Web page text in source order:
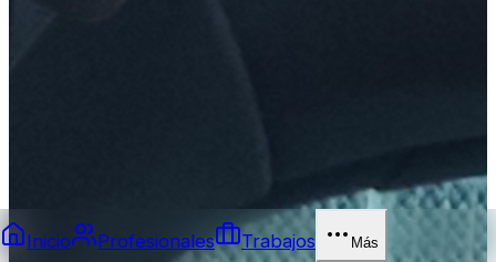
Inicio Profesionales Trabajos Más